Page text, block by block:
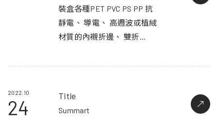
裝盒各種PET PVC PS PP 抗
靜電、 導電、 高週波或植絨
材質的內襯折邊、 雙折...
2022.10
24 Title
Summart